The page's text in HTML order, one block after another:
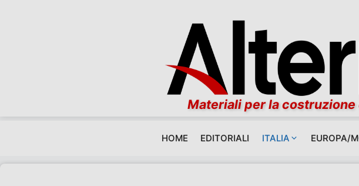
Materiali per la
HOME EDITORIALI ITALIA EUROPA/